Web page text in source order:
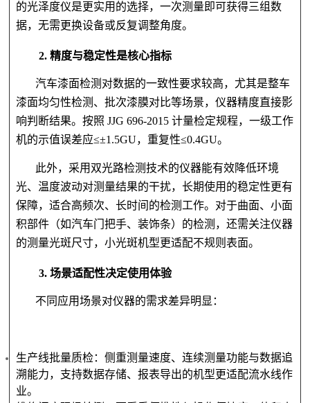
的光泽度仪是更实用的选择，一次测量即可获得三组数
据，无需更换设备或反复调整角度。
2. 精度与稳定性是核心指标
汽车漆面检测对数据的一致性要求较高，尤其是整车
漆面均匀性检测、批次漆膜对比等场景，仪器精度直接影
响判断结果。按照 JJG 696-2015 计量检定规程，一级工作
机的示值误差应≤±1.5GU，重复性≤0.4GU。
此外，采用双光路检测技术的仪器能有效降低环境
光、温度波动对测量结果的干扰，长期使用的稳定性更有
保障，适合高频次、长时间的检测工作。对于曲面、小面
积部件（如汽车门把手、装饰条）的检测，还需关注仪器
的测量光斑尺寸，小光斑机型更适配不规则表面。
3. 场景适配性决定使用体验
不同应用场景对仪器的需求差异明显：
生产线批量质检：侧重测量速度、连续测量功能与数据追
溯能力，支持数据存储、报表导出的机型更适配流水线作
业。